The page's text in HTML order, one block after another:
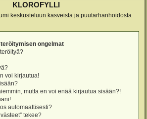
KLOROFYLLI
keskusteluun kasveista ja puutarhanhoidosta
ongelmat
voi kirjautua!
mutta en voi enää kirjautua sisään?!
automaattisesti?
tekee?